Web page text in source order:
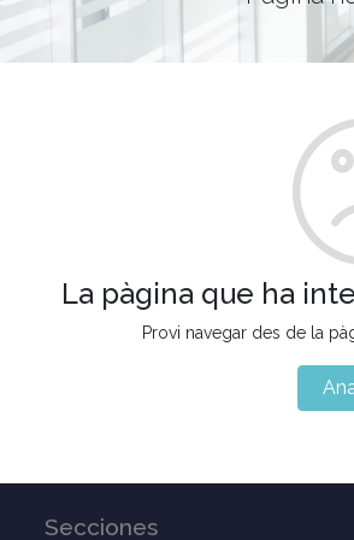
La pàgina que ha
Provi navegar des de la
Secciones